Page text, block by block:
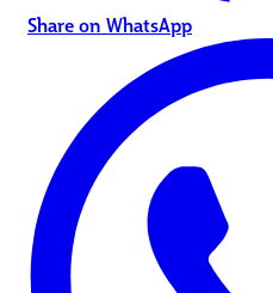
Share on WhatsApp